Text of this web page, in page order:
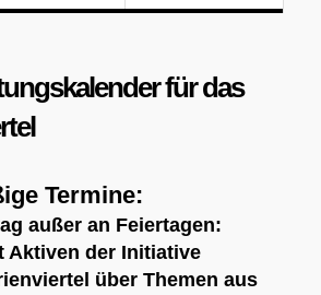
für das
Termine:
außer an Feiertagen:
Aktiven der Initiative
über Themen aus